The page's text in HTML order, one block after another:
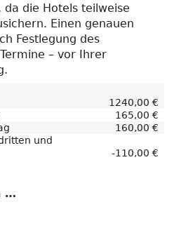
die Hotels teilweise
Einen genauen
Festlegung des
– vor Ihrer
1240,00 €
165,00 €
160,00 €
und
-110,00 €